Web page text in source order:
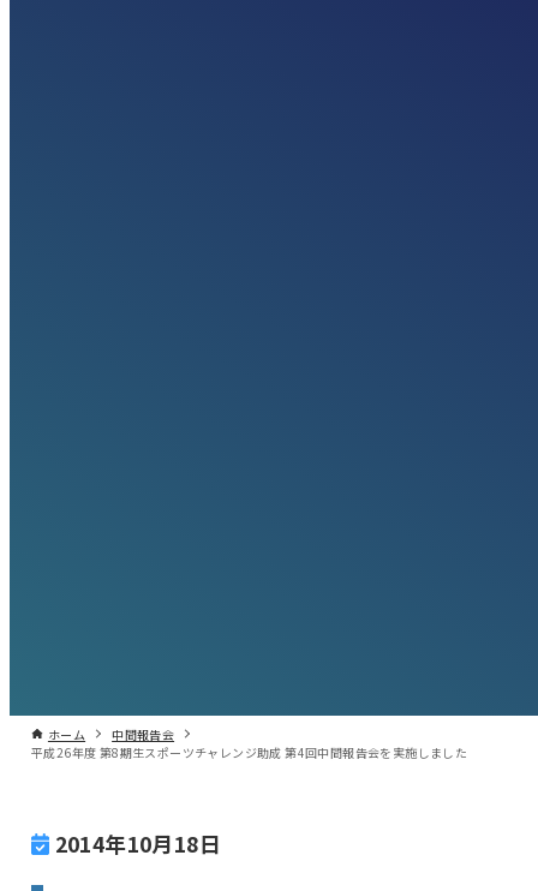
ホーム
中間報告会
平成26年度 第8期生スポーツチャレンジ助成 第4回中間報告会を実施しました
2014年10月18日